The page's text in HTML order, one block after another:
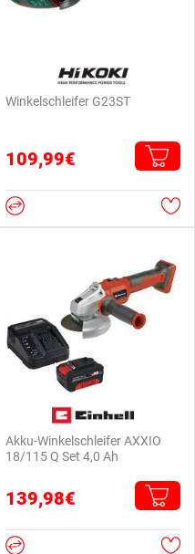
Winkelschleifer G23ST
109,99€
Akku-Winkelschleifer AXXIO
18/115 Q Set 4,0 Ah
139,98€